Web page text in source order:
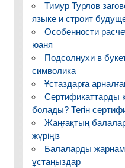
Тимур Турлов
языке и строит
Особенности
юаня
Подсолнухи в
символика
Ұстаздарға
Сертификаттарды
болады? Тегін
Жаңғақтың
жүріңіз
Балаларды
ұстаңыздар